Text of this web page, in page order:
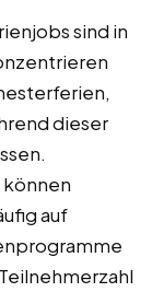
sind in
dieser
können
auf